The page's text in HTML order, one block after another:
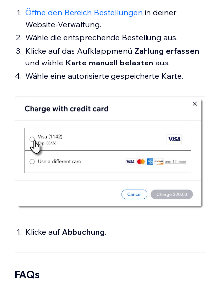
Öffne den Bereich Bestellungen in deiner
Website-Verwaltung.
Wähle die entsprechende Bestellung aus.
Klicke auf das Aufklappmenü Zahlung erfassen
und wähle Karte manuell belasten aus.
Wähle eine autorisierte gespeicherte Karte.
Klicke auf Abbuchung.
FAQs